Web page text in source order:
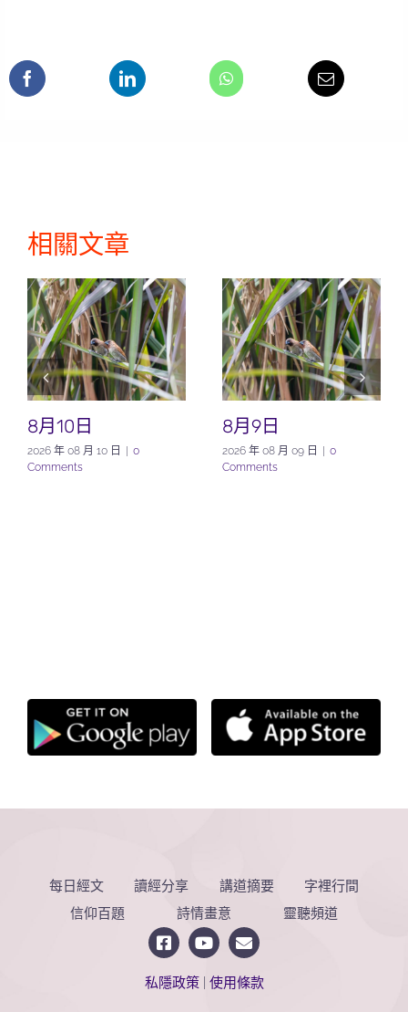
相關文章
8月10日
2026 年 08 月 10 日
0
Comments
8月9日
2026 年 08 月 09 日
0
Comments
每日經文 讀經分享 講道摘要
字裡行間
信仰百題
詩情畫意 靈聽頻道
私隱政策| 使用條款